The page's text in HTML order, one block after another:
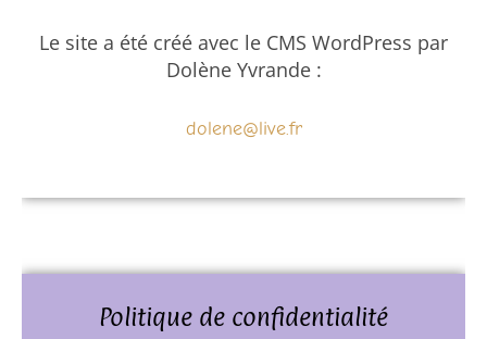
Le site a été créé avec le CMS WordPress par
Dolène Yvrande :
dolene@live.fr
Politique de confidentialité